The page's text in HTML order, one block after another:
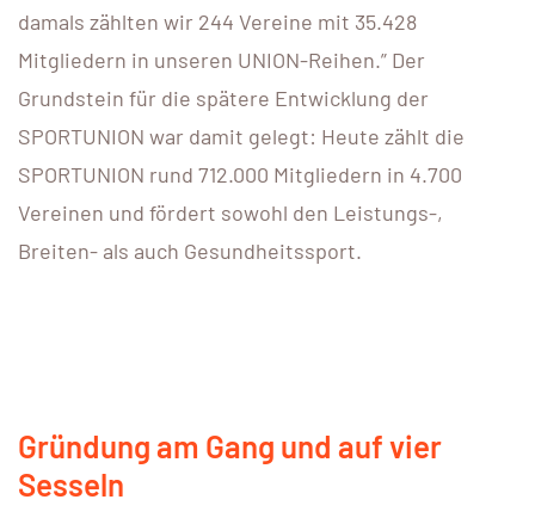
damals zählten wir 244 Vereine mit 35.428
Mitgliedern in unseren UNION-Reihen.” Der
Grundstein für die spätere Entwicklung der
SPORTUNION war damit gelegt: Heute zählt die
SPORTUNION rund 712.000 Mitgliedern in 4.700
Vereinen und fördert sowohl den Leistungs-,
Breiten- als auch Gesundheitssport.
Gründung am Gang und auf vier
Sesseln